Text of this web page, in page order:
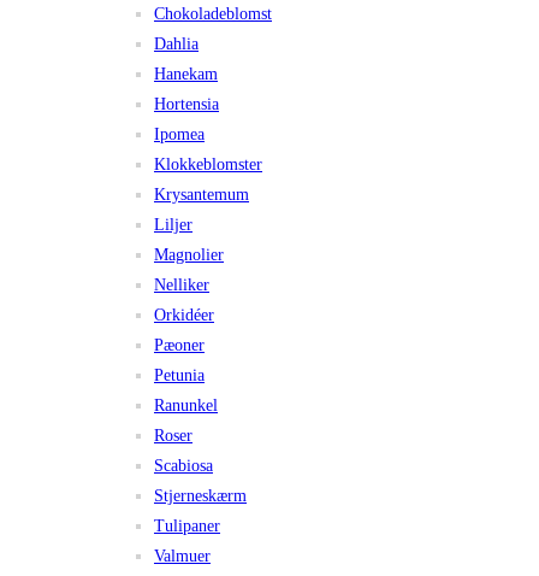
Chokoladeblomst
Dahlia
Hanekam
Hortensia
Ipomea
Klokkeblomster
Krysantemum
Liljer
Magnolier
Nelliker
Orkidéer
Pæoner
Petunia
Ranunkel
Roser
Scabiosa
Stjerneskærm
Tulipaner
Valmuer